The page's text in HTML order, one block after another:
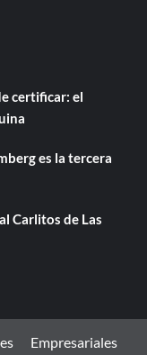
certificar: el
es la tercera
Carlitos de Las
Empresariales